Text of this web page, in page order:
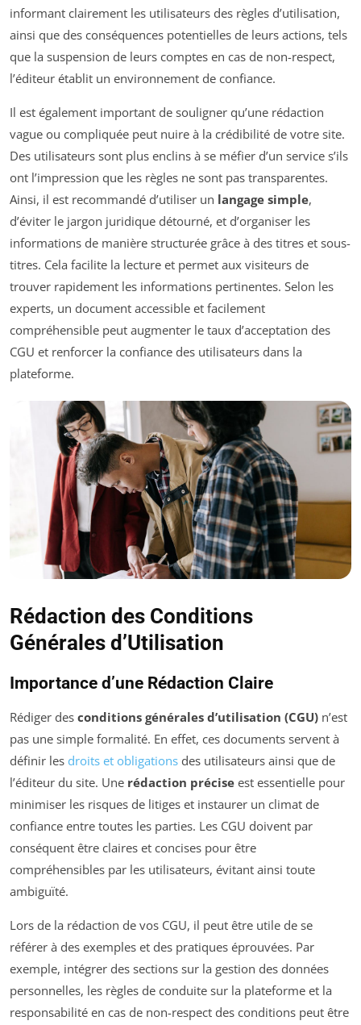
informant clairement les utilisateurs des règles d’utilisation,
ainsi que des conséquences potentielles de leurs actions, tels
que la suspension de leurs comptes en cas de non-respect,
l’éditeur établit un environnement de confiance.
Il est également important de souligner qu’une rédaction
vague ou compliquée peut nuire à la crédibilité de votre site.
Des utilisateurs sont plus enclins à se méfier d’un service s’ils
ont l’impression que les règles ne sont pas transparentes.
Ainsi, il est recommandé d’utiliser un langage simple,
d’éviter le jargon juridique détourné, et d’organiser les
informations de manière structurée grâce à des titres et sous-
titres. Cela facilite la lecture et permet aux visiteurs de
trouver rapidement les informations pertinentes. Selon les
experts, un document accessible et facilement
compréhensible peut augmenter le taux d’acceptation des
CGU et renforcer la confiance des utilisateurs dans la
plateforme.
Rédaction des Conditions
Générales d’Utilisation
Importance d’une Rédaction Claire
Rédiger des conditions générales d’utilisation (CGU) n’est
pas une simple formalité. En effet, ces documents servent à
définir les droits et obligations des utilisateurs ainsi que de
l’éditeur du site. Une rédaction précise est essentielle pour
minimiser les risques de litiges et instaurer un climat de
confiance entre toutes les parties. Les CGU doivent par
conséquent être claires et concises pour être
compréhensibles par les utilisateurs, évitant ainsi toute
ambiguïté.
Lors de la rédaction de vos CGU, il peut être utile de se
référer à des exemples et des pratiques éprouvées. Par
exemple, intégrer des sections sur la gestion des données
personnelles, les règles de conduite sur la plateforme et la
responsabilité en cas de non-respect des conditions peut être